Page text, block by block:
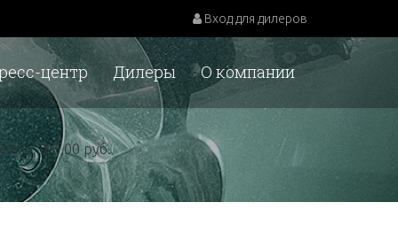
Вход для дилеров
О компании
Дилеры
центр
= 100,00 руб.